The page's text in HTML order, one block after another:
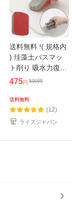
送料無料 !( 規格内
) 珪藻土バスマッ
ト削り 吸水力復活
日本製 くり返し使
★【 削る ヤスリ
珪藻土マット 研磨
材 や
475円 500円
送料無料
(12)
ライズジャパン